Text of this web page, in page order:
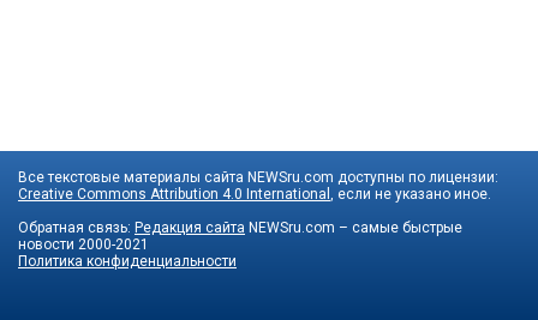
Все текстовые материалы сайта NEWSru.com доступны по лицензии:
Creative Commons Attribution 4.0 International , если не указано иное.
Обратная связь: Редакция сайта NEWSru.com – самые быстрые
новости 2000-2021
Политика конфиденциальности